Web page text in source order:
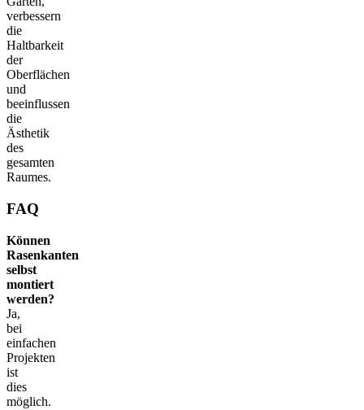
verbessern
die
Haltbarkeit
der
Oberflächen
und
beeinflussen
die
Ästhetik
des
gesamten
Raumes.
FAQ
Können
Rasenkanten
selbst
montiert
werden?
Ja,
bei
einfachen
Projekten
ist
dies
möglich.